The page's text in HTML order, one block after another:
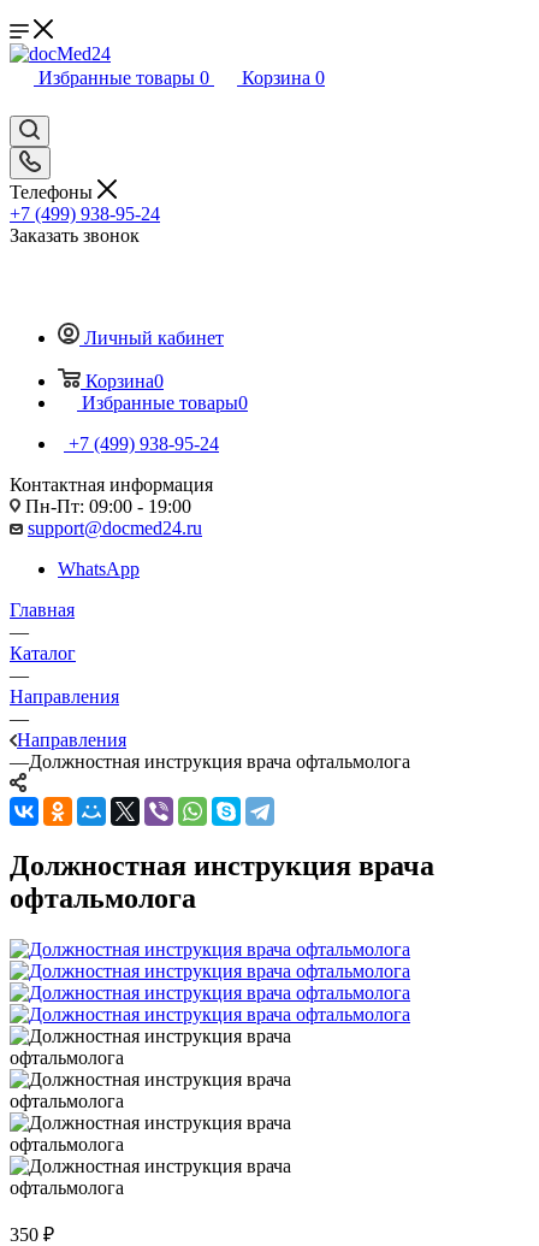
Избранные товары 0 Корзина 0
Телефоны
+7 (499) 938-95-24
Заказать звонок
Личный кабинет
Корзина0
Избранные товары0
+7 (499) 938-95-24
Контактная информация
Пн-Пт: 09:00 - 19:00
support@docmed24.ru
WhatsApp
Главная
—
Каталог
—
Направления
—
Направления
—Должностная инструкция врача офтальмолога
Должностная инструкция врача
офтальмолога
350 ₽